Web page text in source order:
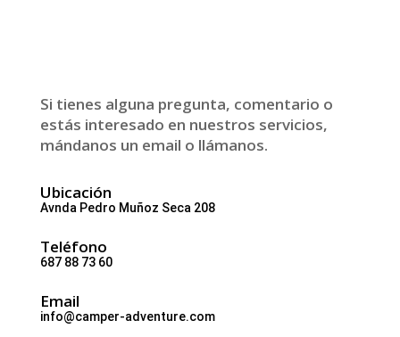
Si tienes alguna pregunta, comentario o
estás interesado en nuestros servicios,
mándanos un email o llámanos.
Ubicación
Avnda Pedro Muñoz Seca 208
Teléfono
687 88 73 60
Email
info@camper-adventure.com